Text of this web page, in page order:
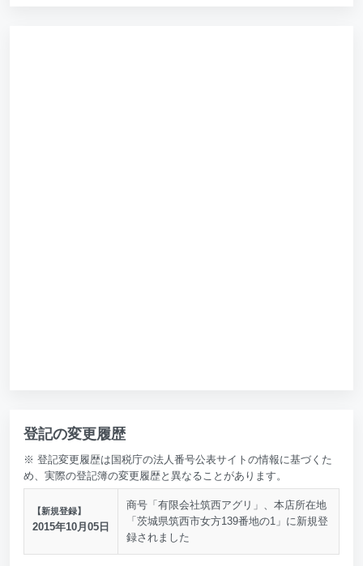
登記の変更履歴
※ 登記変更履歴は国税庁の法人番号公表サイトの情報に基づくた
め、実際の登記簿の変更履歴と異なることがあります。
【新規登録】
2015年10月05日
商号「有限会社筑西アグリ」、本店所在地
「茨城県筑西市女方139番地の1」に新規登
録されました